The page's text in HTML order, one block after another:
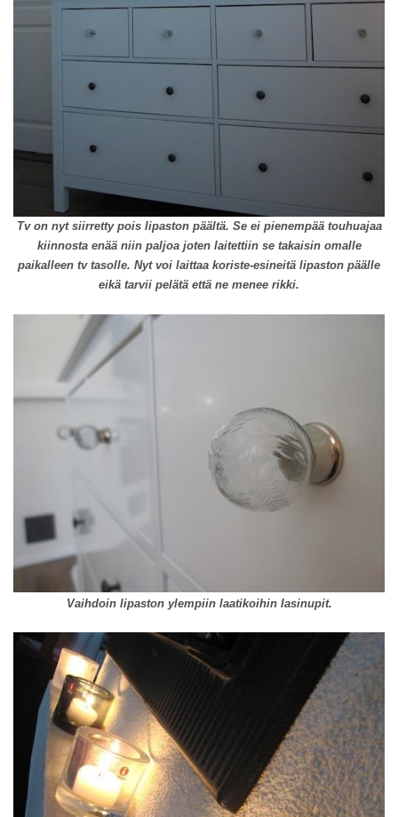
Tv on nyt siirretty pois lipaston päältä. Se ei pienempää touhuajaa
kiinnosta enää niin paljoa joten laitettiin se takaisin omalle
paikalleen tv tasolle. Nyt voi laittaa koriste-esineitä lipaston päälle
eikä tarvii pelätä että ne menee rikki.
Vaihdoin lipaston ylempiin laatikoihin lasinupit.